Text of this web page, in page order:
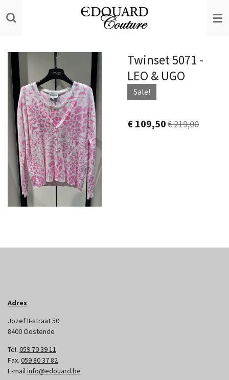
direct
hoofdinhoud
Twinset 5071 -
LEO & UGO
Sale!
€ 109,50€ 219,00
Adres
Jozef II-straat 50
8400 Oostende
Tel. 059 70 39 11
Fax. 059 80 37 82
E-mailinfo@edouard.be